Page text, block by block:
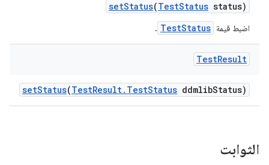
setStatus(TestStatus status)
اضبط قيمة TestStatus
.
TestResult
setStatus(TestResult. TestStatus ddmlibStatus)
الثوابت